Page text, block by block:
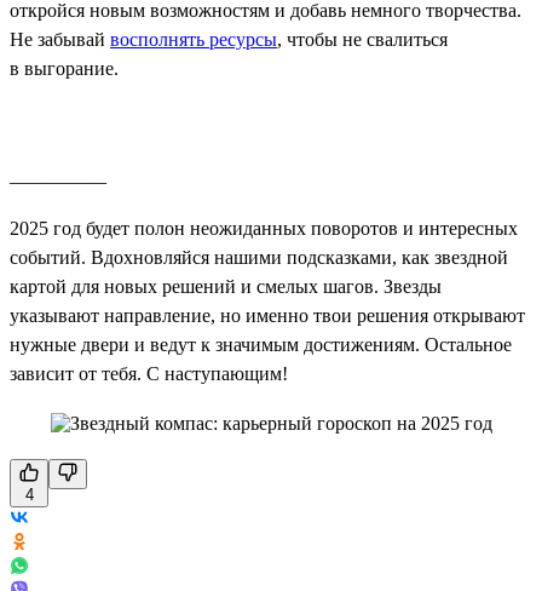
откройся новым возможностям и добавь немного творчества.
Не забывай восполнять ресурсы, чтобы не свалиться
в выгорание.
2025 год будет полон неожиданных поворотов и интересных
событий. Вдохновляйся нашими подсказками, как звездной
картой для новых решений и смелых шагов. Звезды
указывают направление, но именно твои решения открывают
нужные двери и ведут к значимым достижениям. Остальное
зависит от тебя. С наступающим!
4